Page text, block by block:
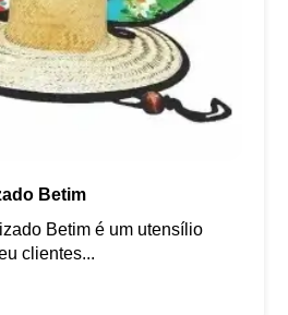
Betim
Betim é um utensílio
clientes...